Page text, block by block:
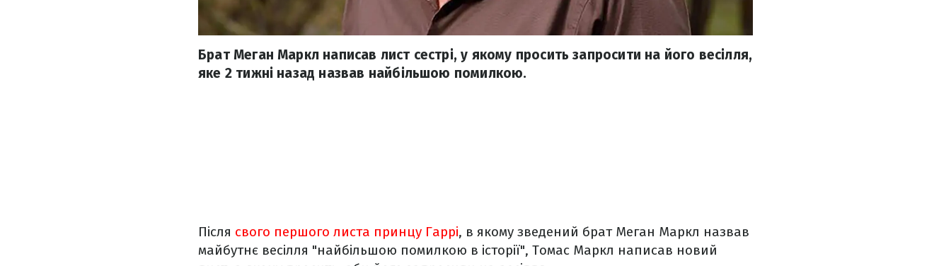
Брат Меган Маркл написав лист сестрі, у якому просить запросити на його весілля,
яке 2 тижні назад назвав найбільшою помилкою.
Після свого першого листа принцу Гаррі, в якому зведений брат Меган Маркл назвав
майбутнє весілля "найбільшою помилкою в історії", Томас Маркл написав новий